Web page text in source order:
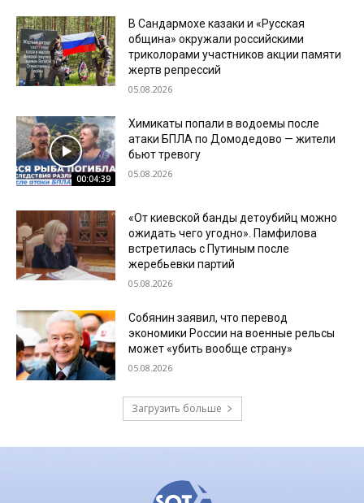
В Сандармохе казаки и «Русская
община» окружали российскими
триколорами участников акции памяти
жертв репрессий
05.08.2026
00:04:39
Химикаты попали в водоемы после
атаки БПЛА по Домодедово — жители
бьют тревогу
05.08.2026
«От киевской банды детоубийц можно
ожидать чего угодно». Памфилова
встретилась с Путиным после
жеребьевки партий
05.08.2026
Собянин заявил, что перевод
экономики России на военные рельсы
может «убить вообще страну»
05.08.2026
Загрузить больше